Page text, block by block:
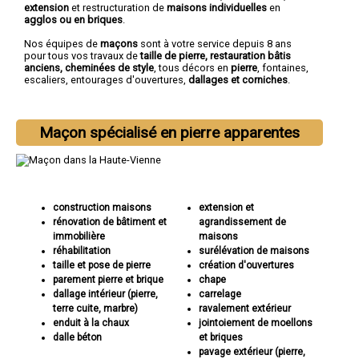
extension et restructuration de maisons individuelles en
agglos ou en briques
Nos équipes de maçons sont à votre service depuis 8 ans
pour tous vos travaux detaille de pierre, restauration bâtis
anciens, cheminées de style , tous décors en pierre , fontaines,
escaliers, entourages d'ouvertures, dallages et corniches
Maçon spécialisé en pierre apparentes
construction maisons
rénovation de bâtiment et
immobilière
réhabilitation
taille et pose de pierre
parement pierre et brique
dallage intérieur (pierre,
terre cuite, marbre)
enduit à la chaux
dalle béton
extension et
agrandissement de
maisons
surélévation de maisons
création d'ouvertures
chape
carrelage
ravalement extérieur
jointoiement de moellons
et briques
pavage extérieur (pierre,